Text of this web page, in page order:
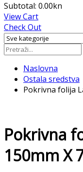
Subtotal: 0.00kn
View Cart
Check Out
Naslovna
Ostala sredstva
Pokrivna folija
Pokrivna
150mm X